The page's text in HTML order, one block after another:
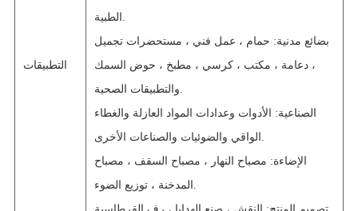
التطبيقات
بضائع مدنية: حمام ، عمل فني ، مستحضرات تجميل
، دعامة ، مكتب ، كرسي ، مطبخ ، حوض السمك
الصناعية: الأدوات وعدادات المواد العازلة والغطاء
الإضاءة: مصباح النهار ، مصباح السقف ، مصباح